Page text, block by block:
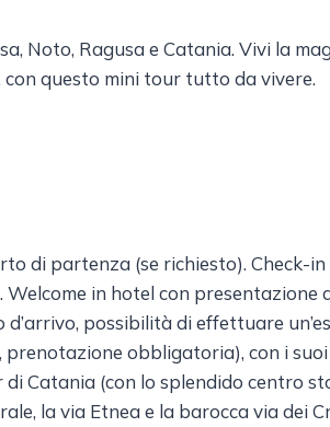
Noto, Ragusa e Catania. Vivi la
con questo mini tour tutto da vivere.
di partenza (se richiesto). Check-
in hotel con presentazione
possibilità di effettuare
prenotazione obbligatoria), con i
Catania (con lo splendido centro
la via Etnea e la barocca via dei